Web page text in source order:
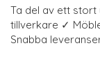
Ta del av ett stort
tillverkare ✓
Snabba